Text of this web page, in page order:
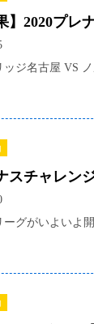
】2020プ
ッジ名古屋 VS
スチャレン
ーグがいよいよ